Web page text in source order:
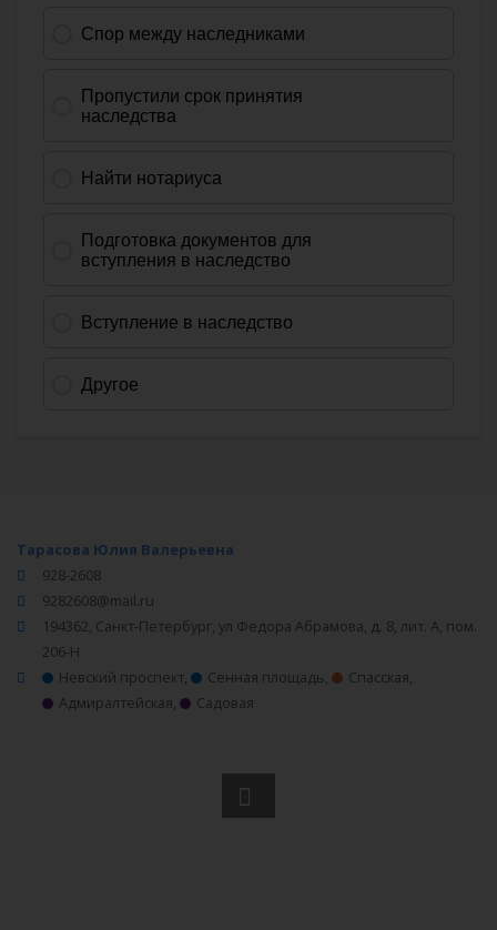
Тарасова Юлия Валерьевна
928-2608
9282608@mail.ru
194362, Санкт-Петербург, ул Федора Абрамова, д. 8, лит. А, пом.
206-Н
Невский проспект, Сенная площадь, Спасская,
Адмиралтейская, Садовая